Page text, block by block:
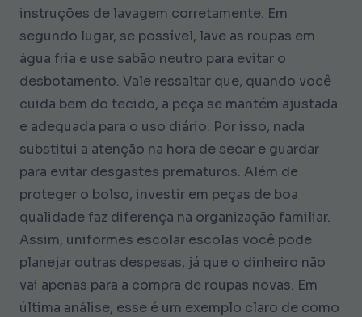
instruções de lavagem corretamente. Em
segundo lugar, se possível, lave as roupas em
água fria e use sabão neutro para evitar o
desbotamento. Vale ressaltar que, quando você
cuida bem do tecido, a peça se mantém ajustada
e adequada para o uso diário. Por isso, nada
substitui a atenção na hora de secar e guardar
para evitar desgastes prematuros. Além de
proteger o bolso, investir em peças de boa
qualidade faz diferença na organização familiar.
Assim, uniformes escolar escolas você pode
planejar outras despesas, já que o dinheiro não
vai apenas para a compra de roupas novas. Em
última análise, esse é um exemplo claro de como